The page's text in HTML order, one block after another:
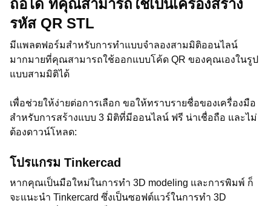
ถือได้ ที่คุณสามารถใช้เป็นเครื่องสร้าง
รหัส QR STL
มีแพลตฟอร์มสำหรับการทำแบบจำลองสามมิติออนไลน์
มากมายที่คุณสามารถใช้ออกแบบโค้ด QR ของคุณเองในรูป
แบบสามมิติได้
เพื่อช่วยให้ง่ายต่อการเลือก ขอให้ทราบรายชื่อของเครื่องมือ
สำหรับการสร้างแบบ 3 มิติที่มีออนไลน์ ฟรี น่าเชื่อถือ และไม่
ต้องดาวน์โหลด:
โปรแกรม Tinkercad
หากคุณเป็นมือใหม่ในการทำ 3D modeling และการพิมพ์ ก็
จะแนะนำ Tinkercard ซึ่งเป็นซอฟต์แวร์ในการทำ 3D